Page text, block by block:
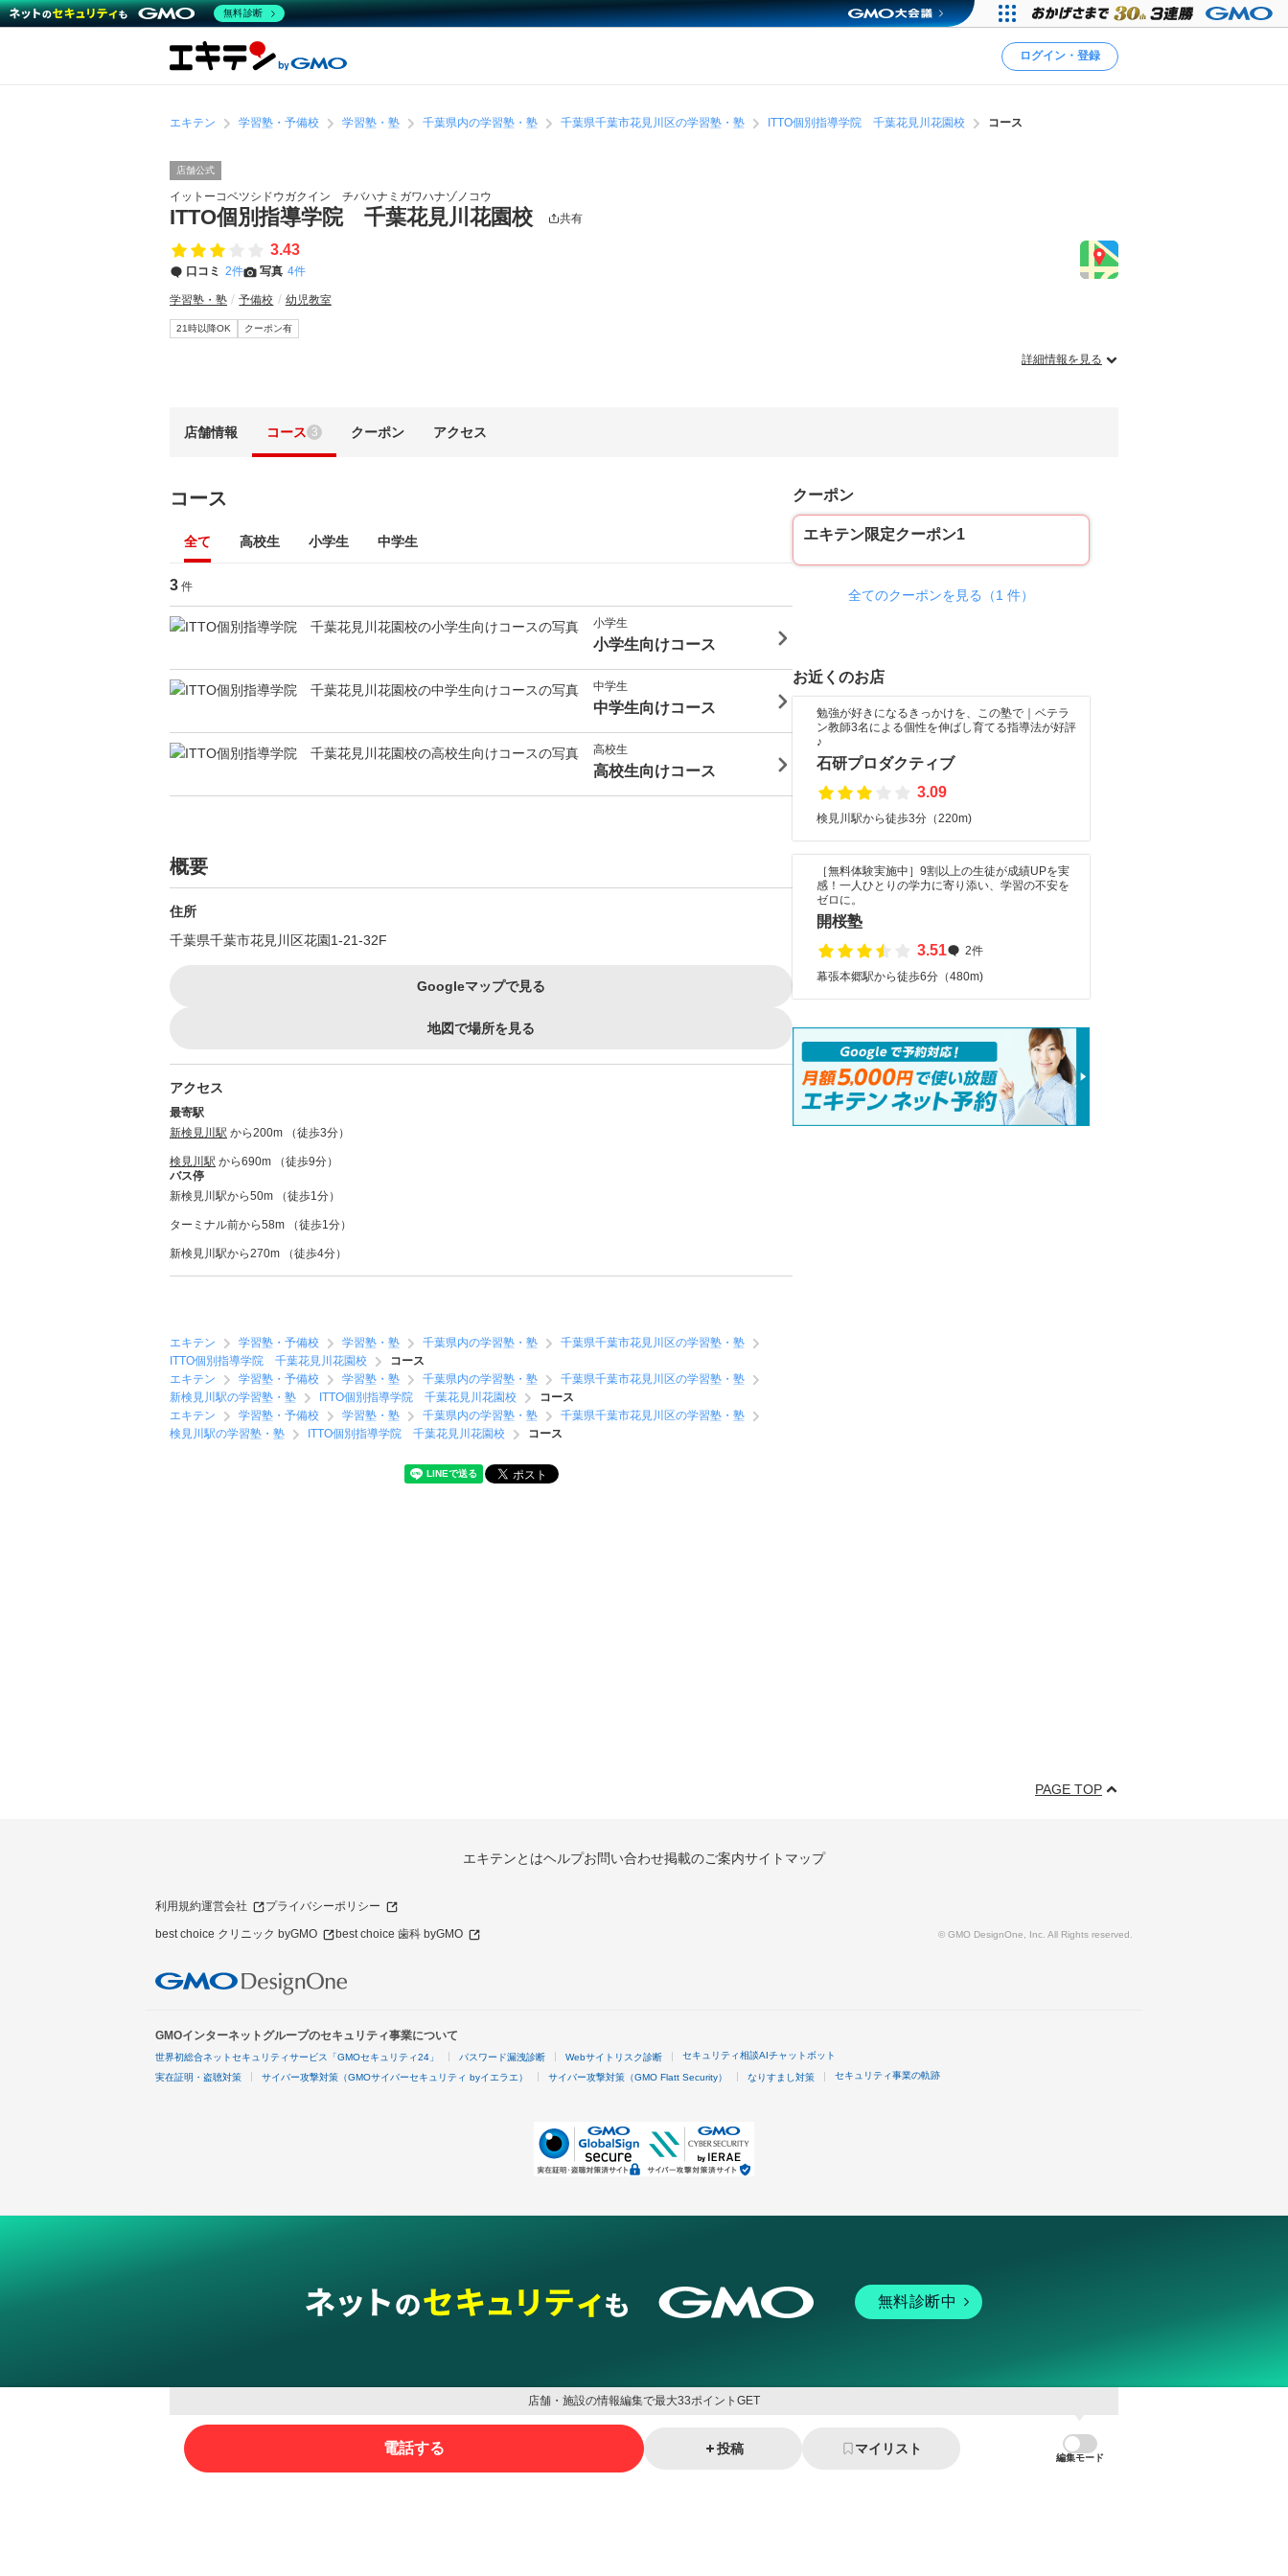
ログイン・登録
エキテン 学習塾・予備校 学習塾・塾 千葉県内の学習塾・塾 千葉県千葉市花見川区の学習塾・塾 ITTO個別指導学院 千葉花見川花園校 コース
店舗公式
イットーコベツシドウガクイン チバハナミガワハナゾノコウ
ITTO個別指導学院 千葉花見川花園校 共有
3.43
口コミ 2件 写真 4件
学習塾・塾 予備校 幼児教室
21時以降OK クーポン有
詳細情報を見る
店舗情報 コース 3 クーポン アクセス
コース
全て 高校生 小学生 中学生
3 件
小学生
小学生向けコース
中学生
中学生向けコース
高校生
高校生向けコース
概要
住所
千葉県千葉市花見川区花園1-21-32F
Googleマップで見る
地図で場所を見る
アクセス
最寄駅
新検見川駅 から200m （徒歩3分）
検見川駅 から690m （徒歩9分）
バス停
新検見川駅から50m （徒歩1分）
ターミナル前から58m （徒歩1分）
新検見川駅から270m （徒歩4分）
エキテン 学習塾・予備校 学習塾・塾 千葉県内の学習塾・塾
千葉県千葉市花見川区の学習塾・塾
ITTO個別指導学院 千葉花見川花園校
コース
エキテン
学習塾・予備校 学習塾・塾 千葉県内の学習塾・塾
千葉県千葉市花見川区の学習塾・塾
新検見川駅の学習塾・塾
ITTO個別指導学院 千葉花見川花園校
コース
エキテン
学習塾・予備校 学習塾・塾 千葉県内の学習塾・塾
千葉県千葉市花見川区の学習塾・塾
検見川駅の学習塾・塾
ITTO個別指導学院 千葉花見川花園校 コース
クーポン
エキテン限定クーポン1
全てのクーポンを見る（1 件）
お近くのお店
勉強が好きになるきっかけを、この塾で｜ベテラ
ン教師3名による個性を伸ばし育てる指導法が好評
♪
石研プロダクティブ
3.09
検見川駅から徒歩3分（220m)
［無料体験実施中］9割以上の生徒が成績UPを実
感！一人ひとりの学力に寄り添い、学習の不安を
ゼロに。
開桜塾
3.51
2件
幕張本郷駅から徒歩6分（480m)
PAGE TOP
エキテンとはヘルプお問い合わせ掲載のご案内サイトマップ
利用規約運営会社 プライバシーポリシー
best choice クリニック byGMO best choice 歯科 byGMO © GMO DesignOne, Inc. All Rights reserved.
GMOインターネットグループのセキュリティ事業について
世界初総合ネットセキュリティサービス「GMOセキュリティ24」 パスワード漏洩診断 Webサイトリスク診断 セキュリティ相談AIチャットボット
実在証明・盗聴対策 サイバー攻撃対策（GMOサイバーセキュリティ byイエラエ） サイバー攻撃対策（GMO Flatt Security） なりすまし対策 セキュリティ事業の軌跡
無料診断中
グループサービス
インターネットサービス マーケティング支援
店舗・施設の情報編集で最大33ポイントGET
電話する 投稿 マイリスト
編集モード
無料診断